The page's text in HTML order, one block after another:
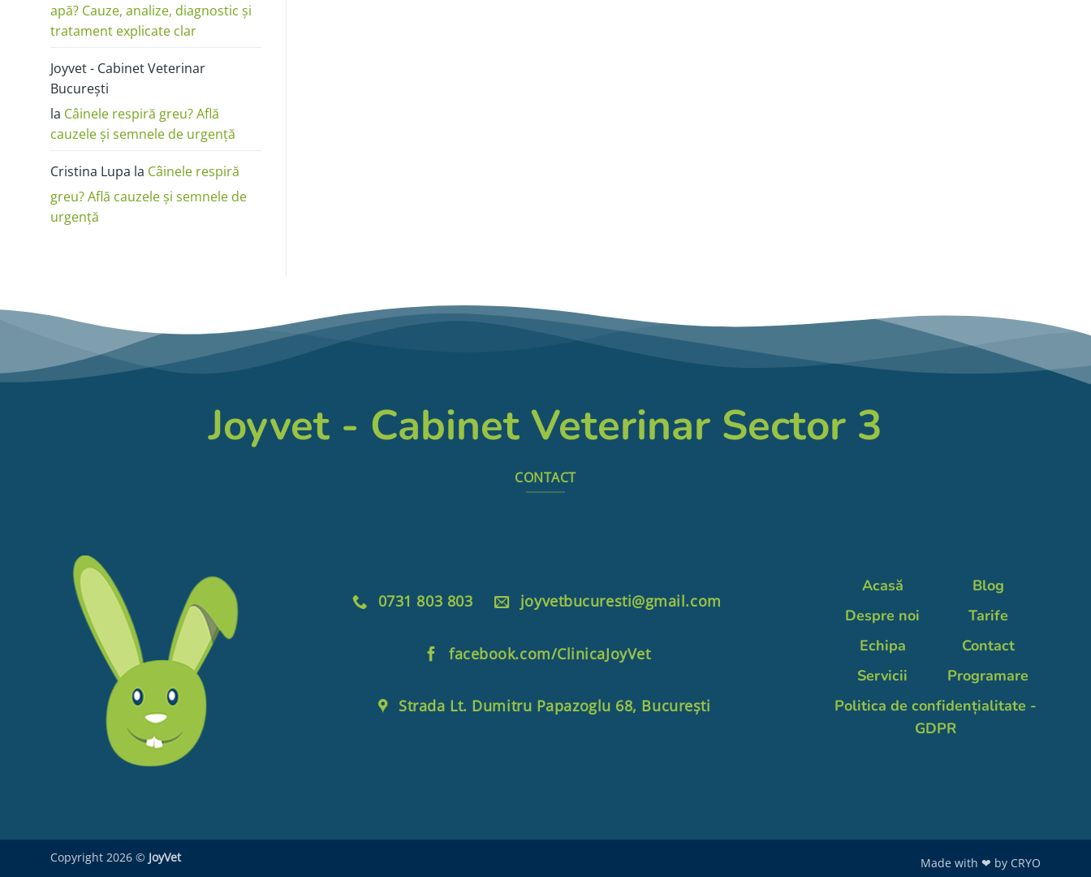
apă? Cauze, analize, diagnostic și
tratament explicate clar
Joyvet - Cabinet Veterinar
București
la Câinele respiră greu? Află
cauzele și semnele de urgență
Cristina Lupa la Câinele respiră
greu? Află cauzele și semnele de
urgență
Joyvet - Cabinet Veterinar Sector 3
CONTACT
0731 803 803 joyvetbucuresti@gmail.com
facebook.com/ClinicaJoyVet
Strada Lt. Dumitru Papazoglu 68, București
Acasă
Despre noi
Echipa
Servicii
Blog
Tarife
Contact
Programare
Politica de confidențialitate -
GDPR
Made with ❤ by CRYO
Copyright 2026 © JoyVet